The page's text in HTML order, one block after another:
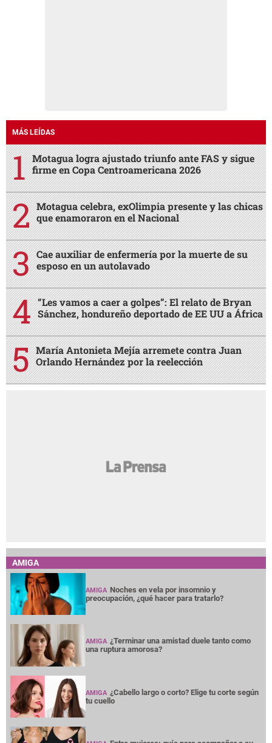
MÁS LEÍDAS
Motagua logra ajustado triunfo ante FAS y sigue
firme en Copa Centroamericana 2026
Motagua celebra, exOlimpia presente y las chicas
que enamoraron en el Nacional
Cae auxiliar de enfermería por la muerte de su
esposo en un autolavado
“Les vamos a caer a golpes”: El relato de Bryan
Sánchez, hondureño deportado de EE UU a África
María Antonieta Mejía arremete contra Juan
Orlando Hernández por la reelección
AMIGA
AMIGA Noches en vela por insomnio y
preocupación, ¿qué hacer para tratarlo?
AMIGA ¿Terminar una amistad duele tanto como
una ruptura amorosa?
AMIGA ¿Cabello largo o corto? Elige tu corte según
tu cuello